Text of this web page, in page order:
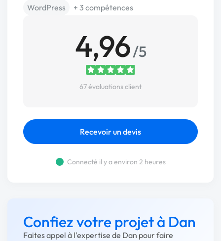
WordPress
+ 3 compétences
4,96/5
67 évaluations client
Recevoir un devis
Connecté il y a environ 2 heures
Confiez votre projet à Dan
Faites appel à l'expertise de Dan pour faire